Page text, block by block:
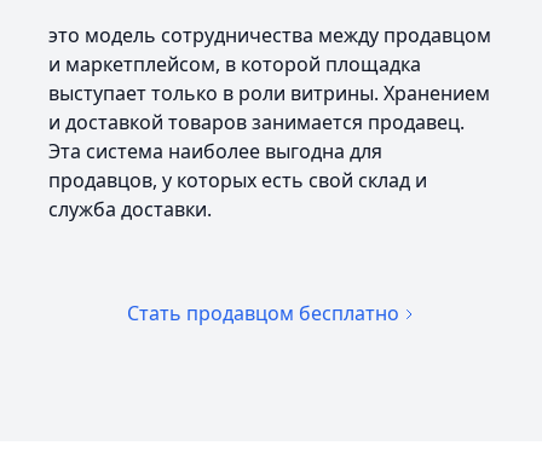
это модель сотрудничества между продавцом
и маркетплейсом, в которой площадка
выступает только в роли витрины. Хранением
и доставкой товаров занимается продавец.
Эта система наиболее выгодна для
продавцов, у которых есть свой склад и
служба доставки.
Стать продавцом бесплатно